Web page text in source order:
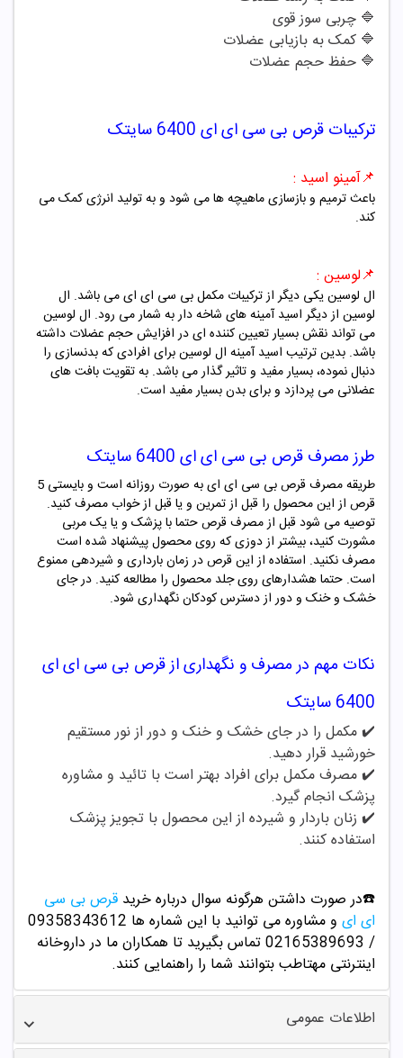
🔷 چربی سوز قوی
🔷 کمک به بازیابی عضلات
🔷 حفظ حجم عضلات
ترکیبات قرص بی سی ای ای 6400 سایتک
📌آمینو اسید :
باعث ترمیم و بازسازی ماهیچه ها می شود و به تولید انرژی کمک می
کند.
📌لوسین :
ال لوسین یکی دیگر از ترکیبات مکمل بی سی ای ای می باشد. ال
لوسین از دیگر اسید آمینه های شاخه دار به شمار می رود. ال لوسین
می تواند نقش بسیار تعیین کننده ای در افزایش حجم عضلات داشته
باشد. بدین ترتیب اسید آمینه ال لوسین برای افرادی که بدنسازی را
دنبال نموده، بسیار مفید و تاثیر گذار می باشد. به تقویت بافت های
عضلانی می پردازد و برای بدن بسیار مفید است.
طرز مصرف قرص بی سی ای ای 6400 سایتک
طریقه مصرف قرص بی سی ای ای به صورت روزانه است و بایستی 5
قرص از این محصول را قبل از تمرین و یا قبل از خواب مصرف کنید.
توصیه می شود قبل از مصرف قرص حتما با پزشک و یا یک مربی
مشورت کنید، بیشتر از دوزی که روی محصول پیشنهاد شده است
مصرف نکنید. استفاده از این قرص در زمان بارداری و شیردهی ممنوع
است. حتما هشدارهای روی جلد محصول را مطالعه کنید. در جای
خشک و خنک و دور از دسترس کودکان نگهداری شود.
نکات مهم در مصرف و نگهداری ازقرص بی سی ای ای
6400 سایتک
✔️ مکمل را در جای خشک و خنک و دور از نور مستقیم
خورشید قرار دهید.
✔️مصرف مکمل برای افراد بهتر است با تائید و مشاوره
پزشک انجام گیرد.
✔️ زنان باردار و شیرده از این محصول با تجویز پزشک
استفاده کنند.
☎️در صورت داشتن هرگونه سوال درباره خرید قرص بی سی
ای ای
و مشاوره می توانید با این شماره ها 09358343612
/ 02165389693
تماس بگیرید تا همکاران ما در داروخانه
اینترنتی مهتاطب بتوانند شما را راهنمایی کنند.
اطلاعات عمومی